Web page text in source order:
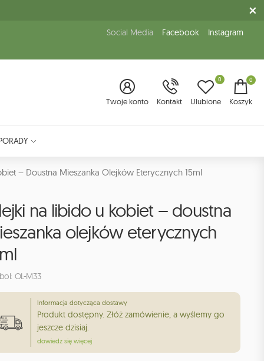
Social Media Facebook Instagram
Twoje konto Kontakt Ulubione
0 0
Koszyk
– Doustna Mieszanka Olejków Eterycznych 15ml
na libido u kobiet – doustna
olejków eterycznych
OL-M33
Informacja dotycząca dostawy
Produkt dostępny. Złóż zamówienie, a wyślemy go
jeszcze dzisiaj.
dowiedz się więcej